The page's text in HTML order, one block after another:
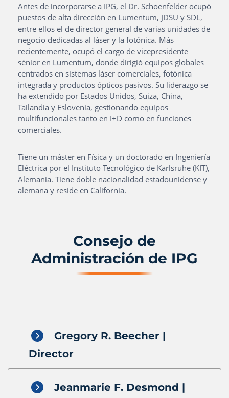
Antes de incorporarse a IPG, el Dr. Schoenfelder ocupó
puestos de alta dirección en Lumentum, JDSU y SDL,
entre ellos el de director general de varias unidades de
negocio dedicadas al láser y la fotónica. Más
recientemente, ocupó el cargo de vicepresidente
sénior en Lumentum, donde dirigió equipos globales
centrados en sistemas láser comerciales, fotónica
integrada y productos ópticos pasivos. Su liderazgo se
ha extendido por Estados Unidos, Suiza, China,
Tailandia y Eslovenia, gestionando equipos
multifuncionales tanto en I+D como en funciones
comerciales.
Tiene un máster en Física y un doctorado en Ingeniería
Eléctrica por el Instituto Tecnológico de Karlsruhe (KIT),
Alemania. Tiene doble nacionalidad estadounidense y
alemana y reside en California.
Consejo de
Administración de IPG
Director